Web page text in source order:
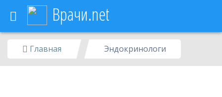
Врачи.net
Стоматологи
Врачи
Москвы
Главная Эндокринологи